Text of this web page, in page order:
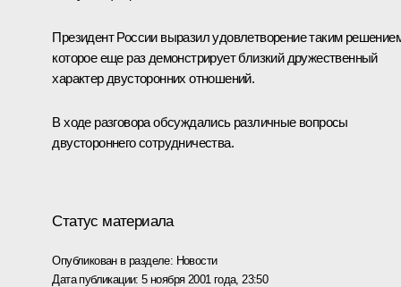
Президент России выразил удовлетворение таким
которое еще раз демонстрирует близкий дружественный
характер двусторонних отношений.
В ходе разговора обсуждались различные вопросы
двустороннего сотрудничества.
Статус материала
Опубликован в разделе: Новости
Дата публикации:5 ноября 2001 года, 23:50